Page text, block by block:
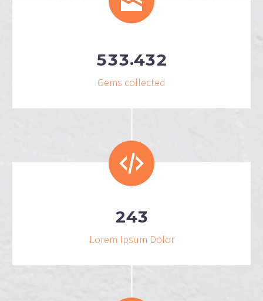
533.432
Gems collected
243
Lorem Ipsum Dolor